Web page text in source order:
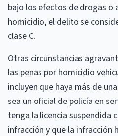
bajo los efectos de drogas o
homicidio, el delito se
clase C.
Otras circunstancias
las penas por homicidio
incluyen que haya más de
sea un oficial de policía en
tenga la licencia suspendida
infracción y que la infracción